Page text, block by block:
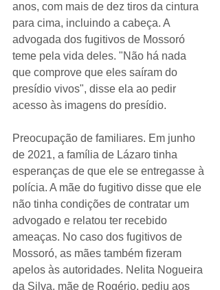
anos, com mais de dez tiros da cintura
para cima, incluindo a cabeça. A
advogada dos fugitivos de Mossoró
teme pela vida deles. "Não há nada
que comprove que eles saíram do
presídio vivos", disse ela ao pedir
acesso às imagens do presídio.
Preocupação de familiares. Em junho
de 2021, a família de Lázaro tinha
esperanças de que ele se entregasse à
polícia. A mãe do fugitivo disse que ele
não tinha condições de contratar um
advogado e relatou ter recebido
ameaças. No caso dos fugitivos de
Mossoró, as mães também fizeram
apelos às autoridades. Nelita Nogueira
da Silva, mãe de Rogério, pediu aos